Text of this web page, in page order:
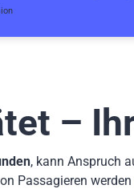
–
, kann Anspruch
Passagieren